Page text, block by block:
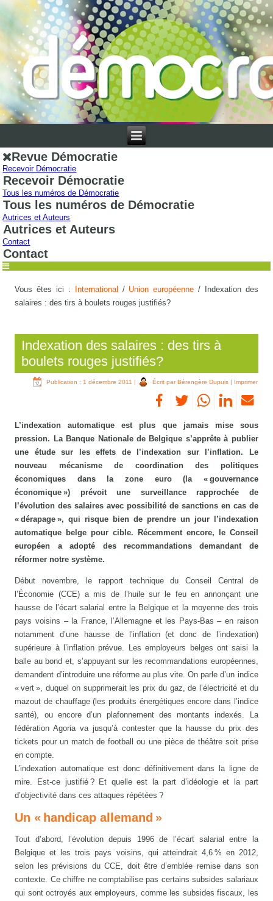
Revue Démocratie
Recevoir Démocratie
Recevoir Démocratie
Tous les numéros de Démocratie
Tous les numéros de Démocratie
Autrices et Auteurs
Autrices et Auteurs
Contact
Contact
Vous êtes ici : International / Union européenne /
Indexation des
salaires : des tirs à boulets rouges justifiés?
Indexation des salaires : des tirs à
boulets rouges justifiés?
Publication : 1 décembre 2011 | Écrit par Bérengère Dupuis| Imprimer
L’indexation automatique est plus que jamais mise sous
pression. La Banque Nationale de Belgique s’apprête à publier
une étude sur les effets de l’indexation sur l’inflation. Le
nouveau mécanisme de coordination des politiques
économiques dans la zone euro (la « gouvernance
économique ») prévoit une surveillance rapprochée de
l’évolution des salaires avec possibilité de sanctions en cas de
« dérapage », qui risque bien de prendre un jour l’indexation
automatique belge pour cible. Récemment encore, le Conseil
européen a adopté des recommandations demandant de
réformer notre système.
Début novembre, le rapport technique du Conseil Central de
l’Économie (CCE) a mis de l’huile sur le feu en annonçant une
hausse de l’écart salarial entre la Belgique et la moyenne des trois
pays voisins – la France, l’Allemagne et les Pays-Bas – en raison
notamment d’une hausse de l’inflation (et donc de l’indexation)
supérieure à l’inflation prévue. Les employeurs belges ont saisi la
balle au bond et, s’appuyant sur les recommandations européennes,
demandent d’introduire une réforme au plus vite. On parle d’un indice
« vert », duquel on supprimerait les prix du gaz, de l’électricité et du
mazout de chauffage (les produits énergétiques encore dans l’indice
santé), ou encore d’un plafonnement des montants indexés. La
fédération Agoria va jusqu’à contester que la hausse du prix des
tickets pour un match de football ou une pièce de théâtre soit prise
en compte.
L’indexation automatique est donc définitivement dans la ligne de
mire. Est-ce justifié ? Et quelle est la part d’idéologie et la part
d’objectivité dans ces attaques répétées ?
Un « handicap allemand »
Tout d’abord, l’évolution depuis 1996 de l’écart salarial entre la
Belgique et les trois pays voisins, qui atteindrait 4,6 % en 2012,
selon les prévisions du CCE, doit être d’emblée remise dans son
contexte. Ce chiffre ne comptabilise pas certains subsides salariaux
qui sont octroyés aux employeurs, comme les subsides fiscaux, les